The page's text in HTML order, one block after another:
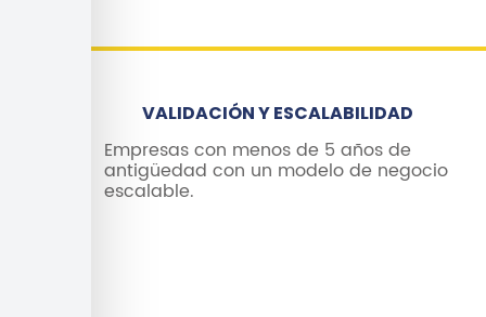
VALIDACIÓN Y ESCALABILIDAD
Empresas con menos de 5 años de
antigüedad con un modelo de negocio
escalable.